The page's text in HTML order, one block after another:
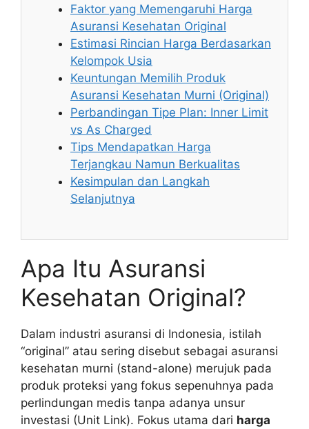
Faktor yang Memengaruhi Harga
Asuransi Kesehatan Original
Estimasi Rincian Harga Berdasarkan
Kelompok Usia
Keuntungan Memilih Produk
Asuransi Kesehatan Murni (Original)
Perbandingan Tipe Plan: Inner Limit
vs As Charged
Tips Mendapatkan Harga
Terjangkau Namun Berkualitas
Kesimpulan dan Langkah
Selanjutnya
Apa Itu Asuransi
Kesehatan Original?
Dalam industri asuransi di Indonesia, istilah
“original” atau sering disebut sebagai asuransi
kesehatan murni (stand-alone) merujuk pada
produk proteksi yang fokus sepenuhnya pada
perlindungan medis tanpa adanya unsur
investasi (Unit Link). Fokus utama dari harga